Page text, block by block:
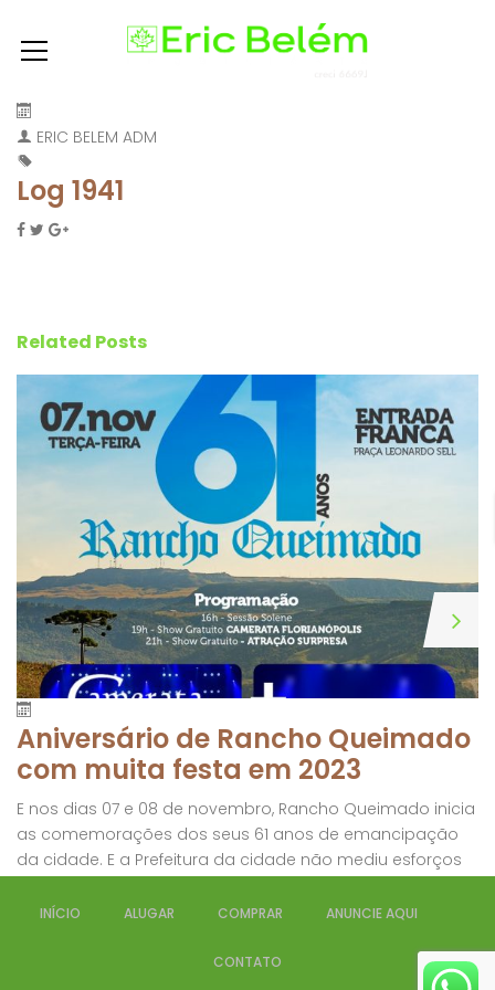
ERIC BELEM ADM
Log 1941
Related Posts
Aniversário de Rancho Queimado
com muita festa em 2023
E nos dias 07 e 08 de novembro, Rancho Queimado inicia
as comemorações dos seus 61 anos de emancipação
da cidade. E a Prefeitura da cidade não mediu esforços
programação abaixo:
INÍCIO ALUGAR COMPRAR ANUNCIE AQUI
CONTATO